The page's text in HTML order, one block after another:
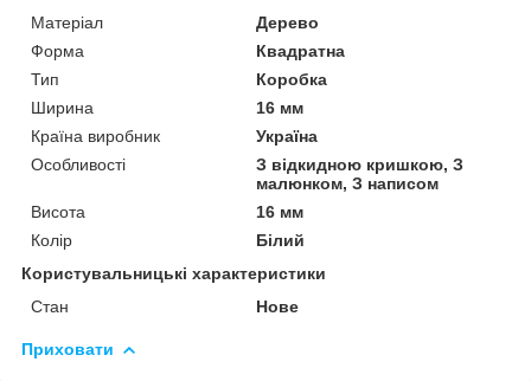
Матеріал
Дерево
Форма
Квадратна
Тип
Коробка
Ширина
16 мм
Країна виробник
Україна
Особливості
З відкидною кришкою, З
малюнком, З написом
Висота
16 мм
Колір
Білий
Користувальницькі характеристики
Стан
Нове
Приховати